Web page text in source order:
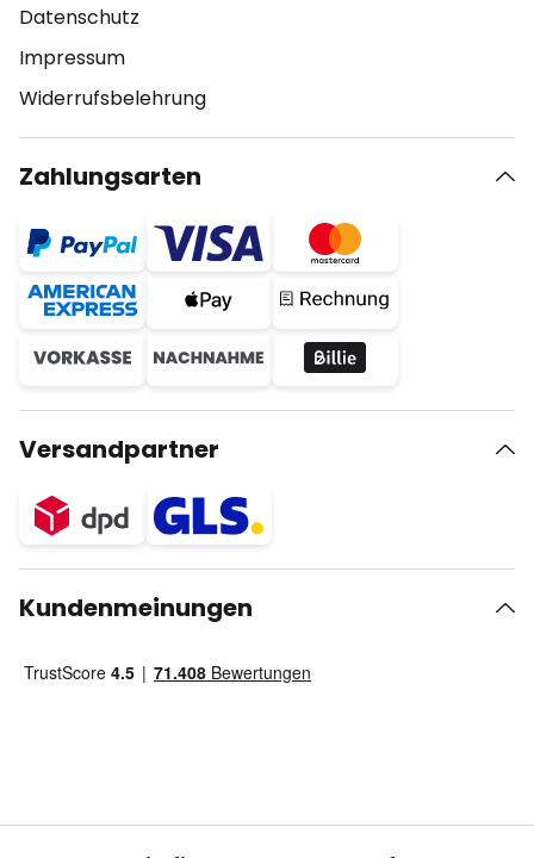
Datenschutz
Impressum
Widerrufsbelehrung
Zahlungsarten
Versandpartner
Kundenmeinungen